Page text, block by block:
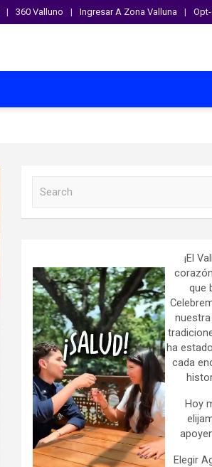
360 Valluno Ingresar A Zona Valluna
¡El
que
ha
cada
Hoy
Elegir